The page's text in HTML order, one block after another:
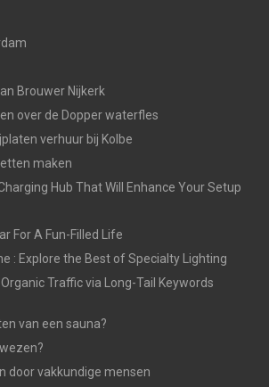
Brouwer Nijkerk
over de Dopper waterfles
verhuur bij Kolbe
maken
Hub That Will Enhance Your Setup
For A Fun-Filled Life
: Explore the Best of Specialty Lighting
Traffic via Long-Tail Keywords
van een sauna?
door vakkundige mensen